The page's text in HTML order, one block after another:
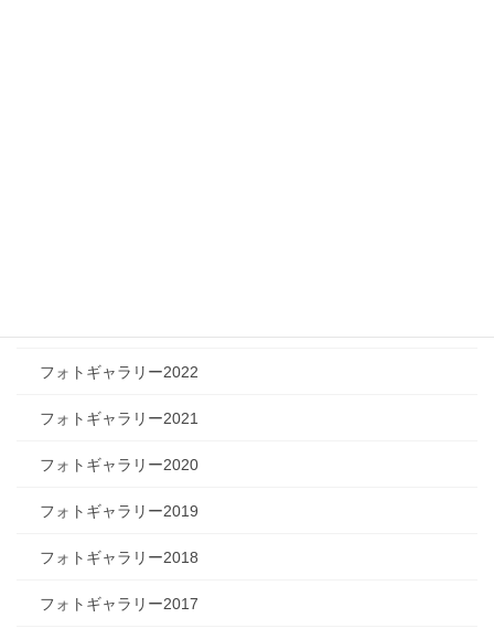
フォトギャラリー2022
フォトギャラリー2021
フォトギャラリー2020
フォトギャラリー2019
フォトギャラリー2018
フォトギャラリー2017